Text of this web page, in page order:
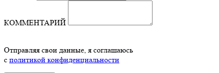
КОММЕНТАРИЙ
Отправляя свои данные, я соглашаюсь
с политикой конфиденциальности